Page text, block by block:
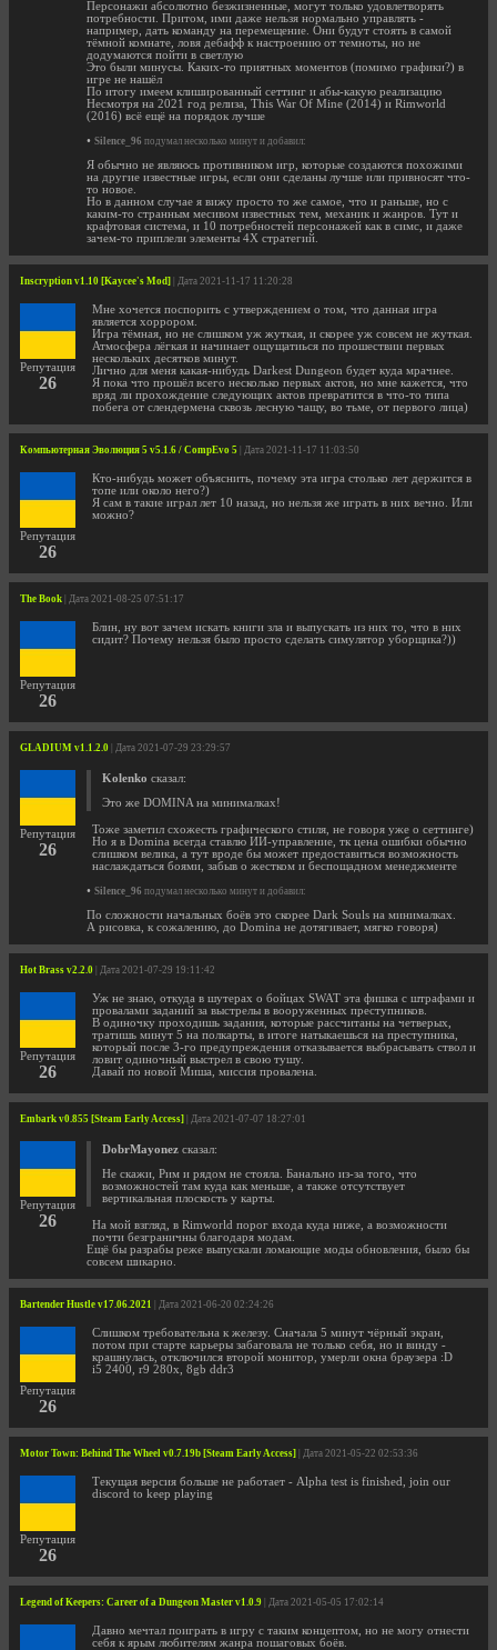
Персонажи абсолютно безжизненные, могут только удовлетворять
потребности. Притом, ими даже нельзя нормально управлять -
например, дать команду на перемещение. Они будут стоять в самой
тёмной комнате, ловя дебафф к настроению от темноты, но не
додумаются пойти в светлую
Это были минусы. Каких-то приятных моментов (помимо графики?) в
игре не нашёл
По итогу имеем клишированный сеттинг и абы-какую реализацию
Несмотря на 2021 год релиза, This War Of Mine (2014) и Rimworld
(2016) всё ещё на порядок лучше
• Silence_96 подумал несколько минут и добавил:
Я обычно не являюсь противником игр, которые создаются похожими
на другие известные игры, если они сделаны лучше или привносят что-
то новое.
Но в данном случае я вижу просто то же самое, что и раньше, но с
каким-то странным месивом известных тем, механик и жанров. Тут и
крафтовая система, и 10 потребностей персонажей как в симс, и даже
зачем-то приплели элементы 4X стратегий.
Inscryption v1.10 [Kaycee's Mod] | Дата 2021-11-17 11:20:28
Репутация
26
Мне хочется поспорить с утверждением о том, что данная игра
является хоррором.
Игра тёмная, но не слишком уж жуткая, и скорее уж совсем не жуткая.
Атмосфера лёгкая и начинает ощущатиься по прошествии первых
нескольких десятков минут.
Лично для меня какая-нибудь Darkest Dungeon будет куда мрачнее.
Я пока что прошёл всего несколько первых актов, но мне кажется, что
вряд ли прохождение следующих актов превратится в что-то типа
побега от слендермена сквозь лесную чащу, во тьме, от первого лица)
Компьютерная Эволюция 5 v5.1.6 / CompEvo 5 | Дата 2021-11-17 11:03:50
Репутация
26
Кто-нибудь может объяснить, почему эта игра столько лет держится в
топе или около него?)
Я сам в такие играл лет 10 назад, но нельзя же играть в них вечно. Или
можно?
The Book | Дата 2021-08-25 07:51:17
Репутация
26
Блин, ну вот зачем искать книги зла и выпускать из них то, что в них
сидит? Почему нельзя было просто сделать симулятор уборщика?))
GLADIUM v1.1.2.0 | Дата 2021-07-29 23:29:57
Репутация
26
Kolenko сказал:
Это же DOMINA на минималках!
Тоже заметил схожесть графического стиля, не говоря уже о сеттинге)
Но я в Domina всегда ставлю ИИ-управление, тк цена ошибки обычно
слишком велика, а тут вроде бы может предоставиться возможность
наслаждаться боями, забыв о жестком и беспощадном менеджменте
• Silence_96 подумал несколько минут и добавил:
По сложности начальных боёв это скорее Dark Souls на минималках.
А рисовка, к сожалению, до Domina не дотягивает, мягко говоря)
Hot Brass v2.2.0 | Дата 2021-07-29 19:11:42
Репутация
26
Уж не знаю, откуда в шутерах о бойцах SWAT эта фишка с штрафами и
провалами заданий за выстрелы в вооруженных преступников.
В одиночку проходишь задания, которые рассчитаны на четверых,
тратишь минут 5 на полкарты, в итоге натыкаешься на преступника,
который после 3-го предупреждения отказывается выбрасывать ствол и
ловит одиночный выстрел в свою тушу.
Давай по новой Миша, миссия провалена.
Embark v0.855 [Steam Early Access] | Дата 2021-07-07 18:27:01
Репутация
26
DobrMayonez сказал:
Не скажи, Рим и рядом не стояла. Банально из-за того, что
возможностей там куда как меньше, а также отсутствует
вертикальная плоскость у карты.
На мой взгляд, в Rimworld порог входа куда ниже, а возможности
почти безграничны благодаря модам.
Ещё бы разрабы реже выпускали ломающие моды обновления, было бы
совсем шикарно.
Bartender Hustle v17.06.2021 | Дата 2021-06-20 02:24:26
Репутация
26
Слишком требовательна к железу. Сначала 5 минут чёрный экран,
потом при старте карьеры забаговала не только себя, но и винду -
крашнулась, отключился второй монитор, умерли окна браузера :D
i5 2400, r9 280x, 8gb ddr3
Motor Town: Behind The Wheel v0.7.19b [Steam Early Access] | Дата 2021-05-22 02:53:36
Репутация
26
Текущая версия больше не работает - Alpha test is finished, join our
discord to keep playing
Legend of Keepers: Career of a Dungeon Master v1.0.9 | Дата 2021-05-05 17:02:14
Давно мечтал поиграть в игру с таким концептом, но не могу отнести
себя к ярым любителям жанра пошаговых боёв.